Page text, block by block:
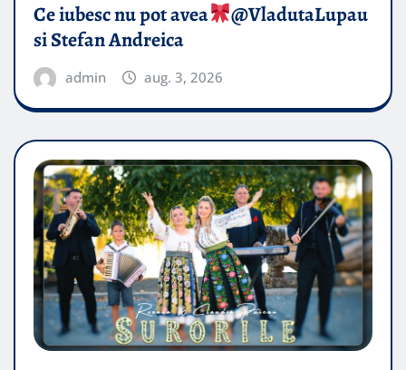
Ce iubesc nu pot avea
​@VladutaLupau
si Stefan Andreica
admin aug. 3, 2026